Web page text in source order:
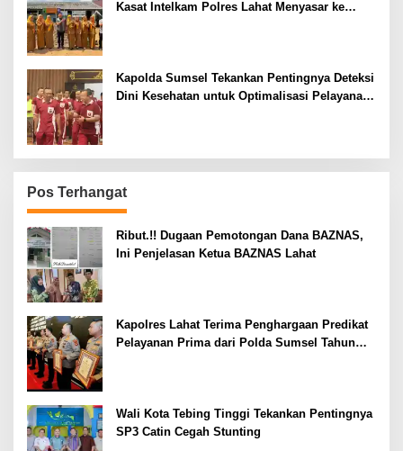
Kasat Intelkam Polres Lahat Menyasar ke
Kapolda Sumsel Tekankan Pentingnya Deteksi
Dini Kesehatan untuk Optimalisasi Pelayanan
Pos Terhangat
Ribut.!! Dugaan Pemotongan Dana BAZNAS,
Ini Penjelasan Ketua BAZNAS Lahat
Kapolres Lahat Terima Penghargaan Predikat
Pelayanan Prima dari Polda Sumsel Tahun
Wali Kota Tebing Tinggi Tekankan Pentingnya
SP3 Catin Cegah Stunting